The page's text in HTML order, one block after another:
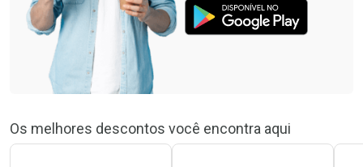
Os melhores descontos você encontra aqui